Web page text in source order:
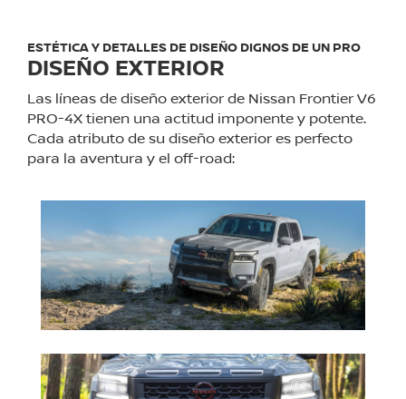
ESTÉTICA Y DETALLES DE DISEÑO DIGNOS DE UN PRO
DISEÑO EXTERIOR
Las líneas de diseño exterior de Nissan Frontier V6
PRO-4X tienen una actitud imponente y potente.
Cada atributo de su diseño exterior es perfecto
para la aventura y el off-road: